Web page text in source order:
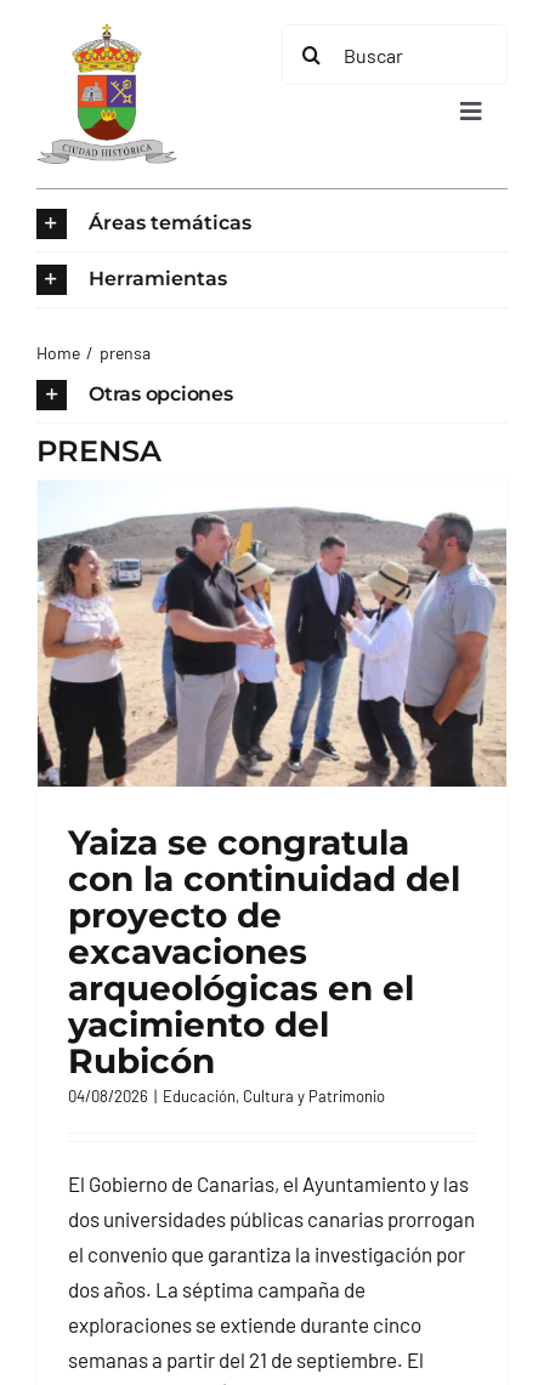
contenido
Buscar:
Toggle
CONTACTO
Áreas temáticas
Herramientas
Home prensa
Otras opciones
PRENSA
Yaiza se congratula
con la continuidad del
proyecto de
excavaciones
arqueológicas en el
yacimiento del
Rubicón
04/08/2026 | Educación, Cultura y Patrimonio
El Gobierno de Canarias, el Ayuntamiento y las
dos universidades públicas canarias prorrogan
el convenio que garantiza la investigación por
dos años. La séptima campaña de
exploraciones se extiende durante cinco
semanas a partir del 21 de septiembre. El